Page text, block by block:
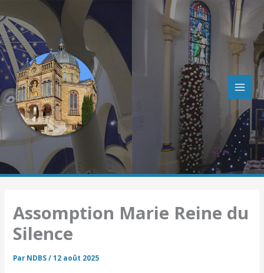
au
contenu
Assomption Marie Reine du
Silence
ParNDBS/12 août 2025
e
c
h
e
r
c
h
e